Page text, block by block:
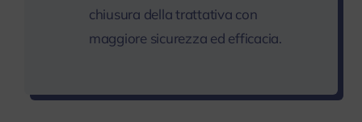
chiusura della trattativa con
maggiore sicurezza ed efficacia.